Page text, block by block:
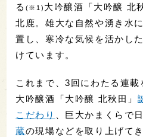
る (※1) 大吟醸酒「大吟醸 北
北鹿。雄大な自然や湧き水
置し、寒冷な気候を活かし
けています。
これまで、3回にわたる連
大吟醸酒「大吟醸 北秋田」
こだわり
、巨大かまくらで
蔵の現場などを取り上げてき